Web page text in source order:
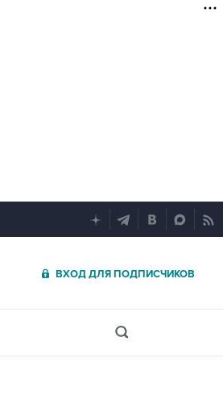
ВХОД ДЛЯ ПОДПИСЧИКОВ